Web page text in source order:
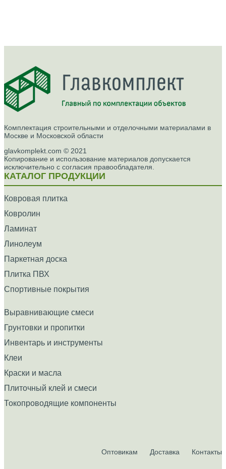
Комплектация строительными и отделочными материалами в
Москве и Московской области
glavkomplekt.com © 2021
Копирование и использование материалов допускается
исключительно с согласия правообладателя.
КАТАЛОГ ПРОДУКЦИИ
Ковровая плитка
Ковролин
Ламинат
Линолеум
Паркетная доска
Плитка ПВХ
Спортивные покрытия
Выравнивающие смеси
Грунтовки и пропитки
Инвентарь и инструменты
Клеи
Краски и масла
Плиточный клей и смеси
Токопроводящие компоненты
Оптовикам Доставка Контакты